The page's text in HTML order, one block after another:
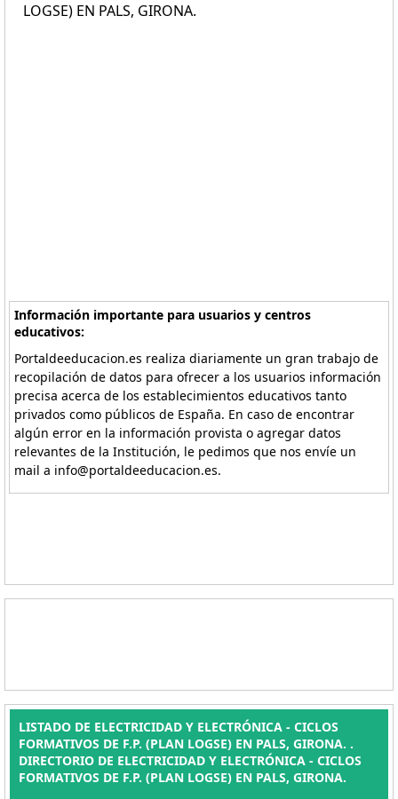
LOGSE) EN PALS, GIRONA.
Información importante para usuarios y centros
educativos:
Portaldeeducacion.es realiza diariamente un gran trabajo de
recopilación de datos para ofrecer a los usuarios información
precisa acerca de los establecimientos educativos tanto
privados como públicos de España. En caso de encontrar
algún error en la información provista o agregar datos
relevantes de la Institución, le pedimos que nos envíe un
mail a info@portaldeeducacion.es.
LISTADO DE ELECTRICIDAD Y ELECTRÓNICA - CICLOS
FORMATIVOS DE F.P. (PLAN LOGSE) EN PALS, GIRONA. .
DIRECTORIO DE ELECTRICIDAD Y ELECTRÓNICA - CICLOS
FORMATIVOS DE F.P. (PLAN LOGSE) EN PALS, GIRONA.